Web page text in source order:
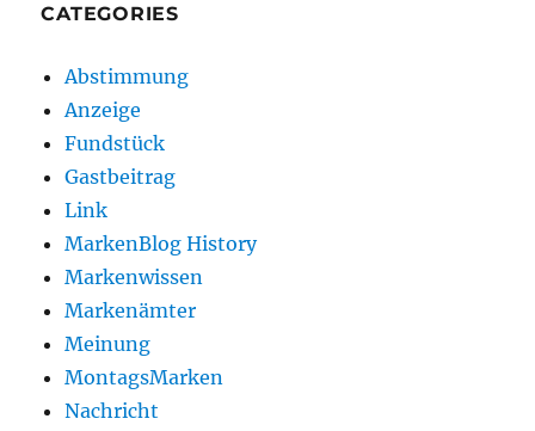
CATEGORIES
Abstimmung
Anzeige
Fundstück
Gastbeitrag
Link
MarkenBlog History
Markenwissen
Markenämter
Meinung
MontagsMarken
Nachricht